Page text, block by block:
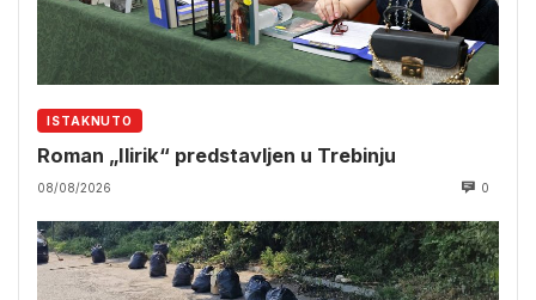
ISTAKNUTO
Roman „Ilirik“ predstavljen u Trebinju
08/08/2026 0